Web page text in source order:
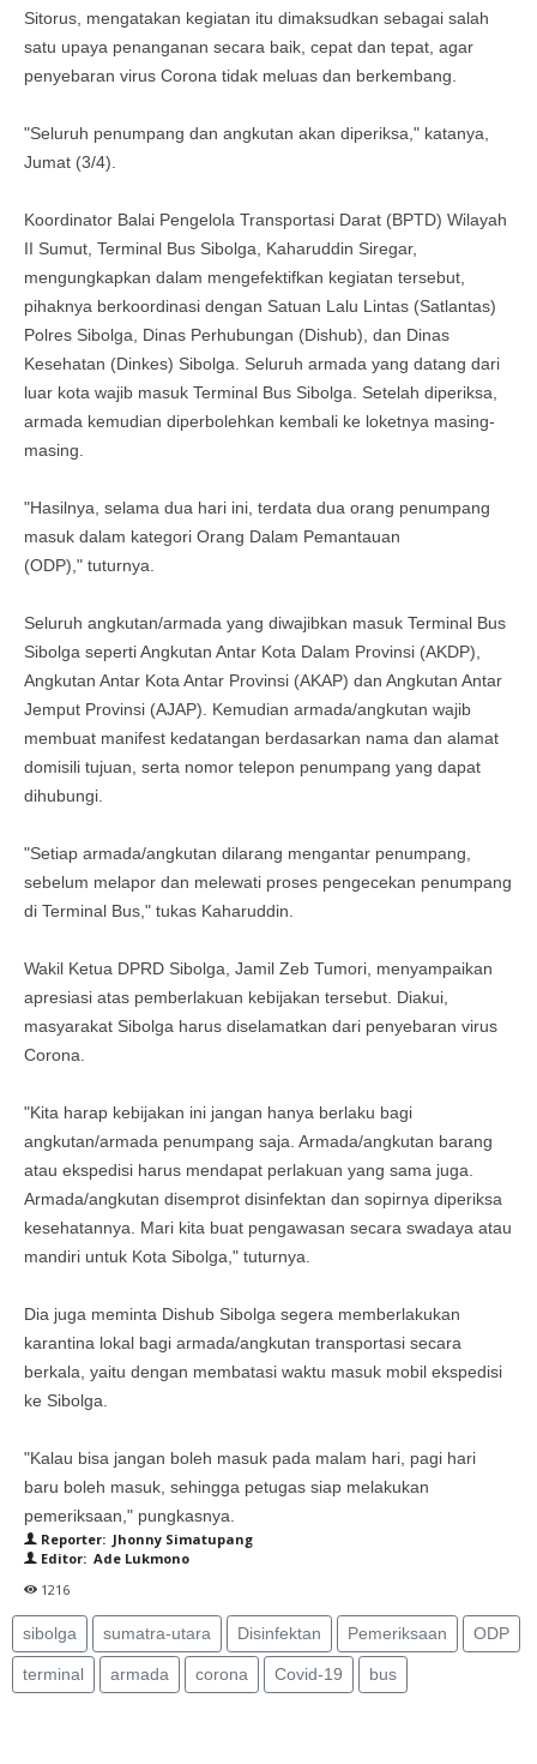
Sitorus, mengatakan kegiatan itu dimaksudkan sebagai salah
satu upaya penanganan secara baik, cepat dan tepat, agar
penyebaran virus Corona tidak meluas dan berkembang.
"Seluruh penumpang dan angkutan akan diperiksa," katanya,
Jumat (3/4).
Koordinator Balai Pengelola Transportasi Darat (BPTD) Wilayah
II Sumut, Terminal Bus Sibolga, Kaharuddin Siregar,
mengungkapkan dalam mengefektifkan kegiatan tersebut,
pihaknya berkoordinasi dengan Satuan Lalu Lintas (Satlantas)
Polres Sibolga, Dinas Perhubungan (Dishub), dan Dinas
Kesehatan (Dinkes) Sibolga. Seluruh armada yang datang dari
luar kota wajib masuk Terminal Bus Sibolga. Setelah diperiksa,
armada kemudian diperbolehkan kembali ke loketnya masing-
masing.
"Hasilnya, selama dua hari ini, terdata dua orang penumpang
masuk dalam kategori Orang Dalam Pemantauan
(ODP)," tuturnya.
Seluruh angkutan/armada yang diwajibkan masuk Terminal Bus
Sibolga seperti Angkutan Antar Kota Dalam Provinsi (AKDP),
Angkutan Antar Kota Antar Provinsi (AKAP) dan Angkutan Antar
Jemput Provinsi (AJAP). Kemudian armada/angkutan wajib
membuat manifest kedatangan berdasarkan nama dan alamat
domisili tujuan, serta nomor telepon penumpang yang dapat
dihubungi.
"Setiap armada/angkutan dilarang mengantar penumpang,
sebelum melapor dan melewati proses pengecekan penumpang
di Terminal Bus," tukas Kaharuddin.
Wakil Ketua DPRD Sibolga, Jamil Zeb Tumori, menyampaikan
apresiasi atas pemberlakuan kebijakan tersebut. Diakui,
masyarakat Sibolga harus diselamatkan dari penyebaran virus
Corona.
"Kita harap kebijakan ini jangan hanya berlaku bagi
angkutan/armada penumpang saja. Armada/angkutan barang
atau ekspedisi harus mendapat perlakuan yang sama juga.
Armada/angkutan disemprot disinfektan dan sopirnya diperiksa
kesehatannya. Mari kita buat pengawasan secara swadaya atau
mandiri untuk Kota Sibolga," tuturnya.
Dia juga meminta Dishub Sibolga segera memberlakukan
karantina lokal bagi armada/angkutan transportasi secara
berkala, yaitu dengan membatasi waktu masuk mobil ekspedisi
ke Sibolga.
"Kalau bisa jangan boleh masuk pada malam hari, pagi hari
baru boleh masuk, sehingga petugas siap melakukan
pemeriksaan," pungkasnya.
Reporter: Jhonny Simatupang
Editor: Ade Lukmono
1216
sibolga sumatra-utara Disinfektan Pemeriksaan ODP
terminal armada corona Covid-19 bus